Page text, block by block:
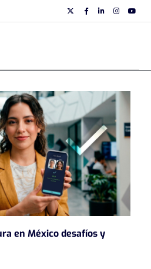
TwiiterFacebook
Linkedin
en México desafíos y